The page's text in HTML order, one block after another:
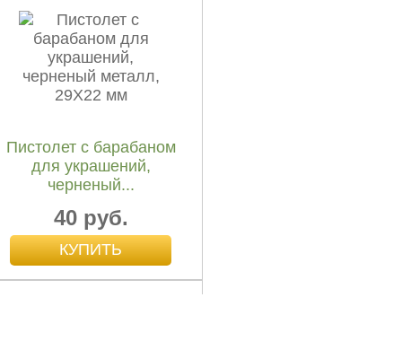
Благовония HEM
четырехгранники
Вишня
50 руб.
Пистолет с барабаном
для украшений,
черненый...
40 руб.